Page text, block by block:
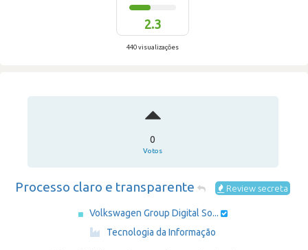
2.3
440 visualizações
0
Votos
Processo claro e transparente Review secreta
Volkswagen Group Digital So...
Tecnologia da Informação